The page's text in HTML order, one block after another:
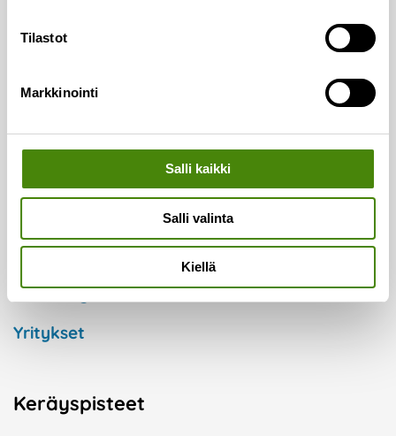
Tilastot
Markkinointi
Salli kaikki
Salli valinta
Kiellä
Puh.044 726 2993
84100 Ylivieska
Asiointi ja palvelut
Taloyhtiöt
Kuntaorganisaatiot
Yritykset
Keräyspisteet